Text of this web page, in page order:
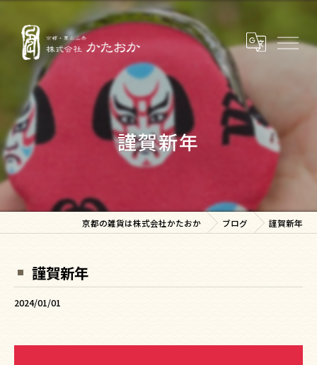
謹賀新年
京都の雑貨は株式会社かたおか ブログ 謹賀新年
謹賀新年
2024/01/01